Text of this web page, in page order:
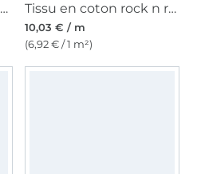
Tissu fausse fourrure peau de bête Girafe 2 Tissu en coton rock n roll skeleton, noir
10,03 € / m
(6,92 € / 1 m²)